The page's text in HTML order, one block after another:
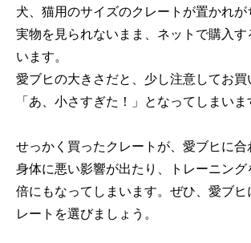
犬、猫用のサイズのクレートが置かれが
実物を見られないまま、ネットで購入
います。
愛ブヒの大きさだと、少し注意してお買
「あ、小さすぎた！」となってしまいま
せっかく買ったクレートが、愛ブヒに合
身体に悪い影響が出たり、トレーニン
倍にもなってしまいます。ぜひ、愛ブヒ
レートを選びましょう。